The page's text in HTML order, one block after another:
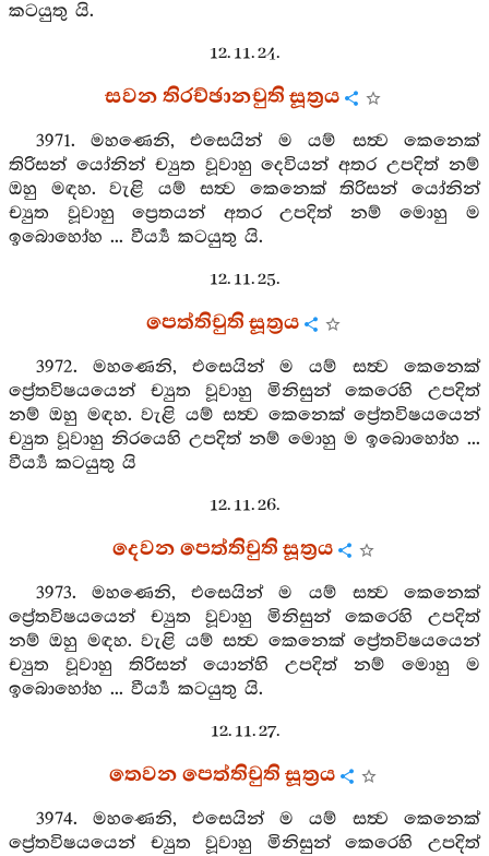
කටයුතු යි.
12. 11. 24.
සවන තිරච්ඡානචුති සූත්‍රය
3971. මහණෙනි, එසෙයින් ම යම් සත්‍ව කෙනෙක්
තිරිසන් යෝනින් ච්‍යුත වූවාහු දෙවියන් අතර උපදිත් නම්
ඔහු මඳහ. වැළි යම් සත්‍ව කෙනෙක් තිරිසන් යෝනින්
ච්‍යුත වූවාහු ප්‍රෙතයන් අතර උපදිත් නම් මොහු ම
ඉබොහෝහ ... වීර්‍ය්‍ය කටයුතු යි.
12. 11. 25.
පෙත්තිචුති සූත්‍රය
3972. මහණෙනි, එසෙයින් ම යම් සත්‍ව කෙනෙක්
ප්‍රේතවිෂයයෙන් ච්‍යුත වූවාහු මිනිසුන් කෙරෙහි උපදිත්
නම් ඔහු මඳහ. වැළි යම් සත්‍ව කෙනෙක් ප්‍රේතවිෂයයෙන්
ච්‍යුත වූවාහු නිරයෙහි උපදිත් නම් මොහු ම ඉබොහෝහ ...
වීර්‍ය්‍ය කටයුතු යි
12. 11. 26.
දෙවන පෙත්තිචුති සූත්‍රය
3973. මහණෙනි, එසෙයින් ම යම් සත්‍ව කෙනෙක්
ප්‍රේතවිෂයයෙන් ච්‍යුත වූවාහු මිනිසුන් කෙරෙහි උපදිත්
නම් ඔහු මඳහ. වැළි යම් සත්‍ව කෙනෙක් ප්‍රේතවිෂයයෙන්
ච්‍යුත වූවාහු තිරිසන් යොන්හි උපදිත් නම් මොහු ම
ඉබොහෝහ ... වීර්‍ය්‍ය කටයුතු යි.
12. 11. 27.
තෙවන පෙත්තිචුති සූත්‍රය
3974. මහණෙනි, එසෙයින් ම යම් සත්‍ව කෙනෙක්
ප්‍රේතවිෂයයෙන් ච්‍යුත වූවාහු මිනිසුන් කෙරෙහි උපදිත්